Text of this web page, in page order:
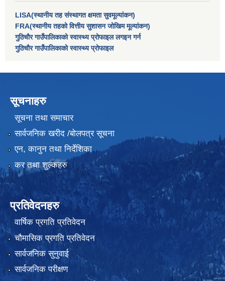
LISA(स्थानीय तह संस्थागत क्षमता सुवमूल्यांकन)
FRA(स्थानीय तहको वित्तीय सुशासन जोखिम मूल्यांकन)
गुठिचौर गाउँपालिकाको स्वास्थ्य प्रोफाइल लगइन गर्न
गुठिचौर गाउँपालिकाको स्वास्थ्य प्रोफाइल
सूचनाहरु
सूचना तथा समाचार
सार्वजनिक खरीद /बोलपत्र सूचना
एन, कानुन तथा निर्देशिका
कर तथा शुल्कहरु
प्रतिवेदनहरु
वार्षिक प्रगति प्रतिवेदन
चौमासिक प्रगति प्रतिवेदन
सार्वजनिक सुनुवाई
सार्वजनिक परीक्षण